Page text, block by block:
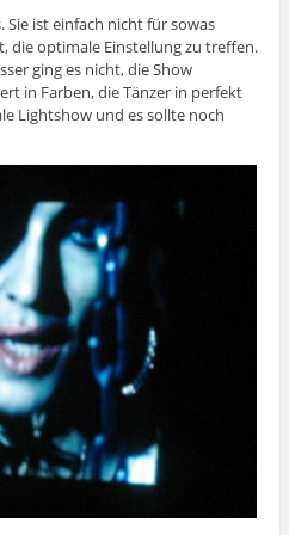
Sie ist einfach nicht für sowas
die optimale Einstellung zu treffen.
ging es nicht, die Show
in Farben, die Tänzer in perfekt
Lightshow und es sollte noch